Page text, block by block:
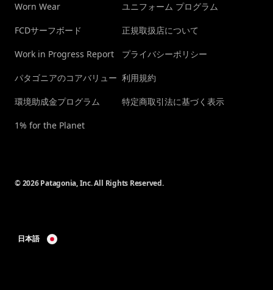
Worn Wear
FCDサーフボード
Work in Progress Report
パタゴニアのコアバリュー
環境助成金プログラム
1% for the Planet
ユニフォーム プログラム
正規取扱店について
プライバシーポリシー
利用規約
特定商取引法に基づく表示
© 2026 Patagonia, Inc. All Rights Reserved.
日本語